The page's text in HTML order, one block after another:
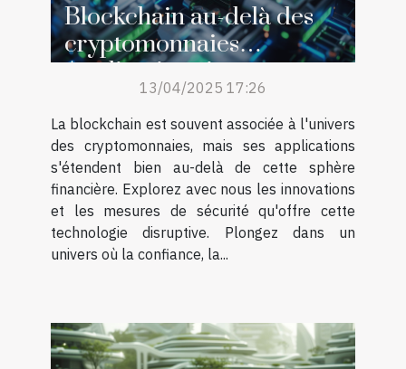
Blockchain au-delà des
cryptomonnaies
Applications innovantes et
sécurité13/04/2025 17:26
La blockchain est souvent associée à l'univers
des cryptomonnaies, mais ses applications
s'étendent bien au-delà de cette sphère
financière. Explorez avec nous les innovations
et les mesures de sécurité qu'offre cette
technologie disruptive. Plongez dans un
univers où la confiance, la...